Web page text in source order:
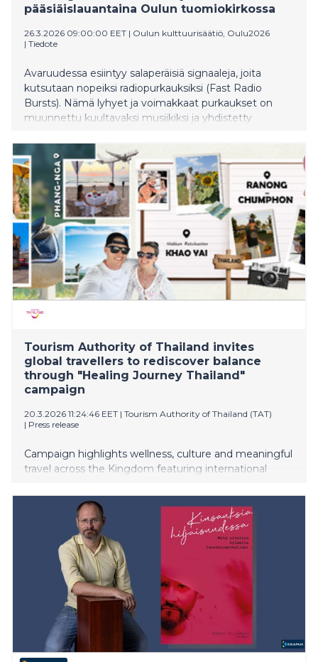
pääsiäislauantaina Oulun tuomiokirkossa
26.3.2026 09:00:00 EET | Oulun kulttuurisäätiö, Oulu2026
| Tiedote
Avaruudessa esiintyy salaperäisiä signaaleja, joita
kutsutaan nopeiksi radiopurkauksiksi (Fast Radio
Bursts). Nämä lyhyet ja voimakkaat purkaukset on
muunnettu kuultavaksi musiikiksi ja yhdistetty
avaruuden”. The Logos -äänitaideteoksen
julkistustilaisuus järjestetään Oulun tuomiokirkossa
lauantaina 4.4. kattavan ohjelman kera.
Tourism Authority of Thailand invites
global travellers to rediscover balance
through "Healing Journey Thailand"
campaign
20.3.2026 11:24:46 EET | Tourism Authority of Thailand (TAT)
| Press release
Campaign highlights wellness, culture and meaningful
travel across the Kingdom featuring international
Moodie.